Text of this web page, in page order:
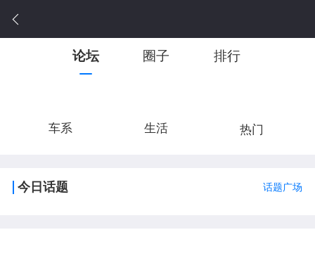
论坛 圈子 排行
车系 生活 热门
今日话题 话题广场